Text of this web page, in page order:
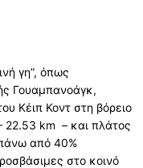
γη”, όπως
Γουαμπανοάγκ,
Κέιπ Κοντ στη βόρειο
22.53 km – και πλάτος
από 40%
στο κοινό